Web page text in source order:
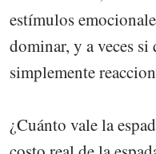
estímulos
dominar, y a veces si
simplemente
¿Cuánto vale la